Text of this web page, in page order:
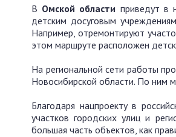
В Омской области приведут в
детским досуговым
Например, отремонтируют
этом маршруте расположен
На региональной сети работы
Новосибирской области. По ним
Благодаря нацпроекту в
участков городских улиц и
большая часть объектов, как